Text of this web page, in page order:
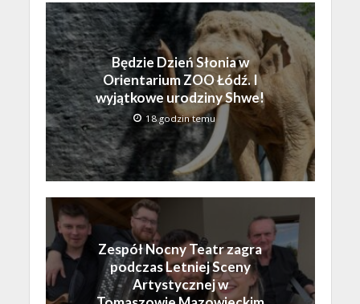
Będzie Dzień Słonia w
Orientarium ZOO Łódź. I
wyjątkowe urodziny Shwe!
18 godzin temu
Zespół Nocny Teatr zagra
podczas Letniej Sceny
Artystycznej w